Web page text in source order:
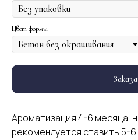
Цвет формы
Ароматизация 4-6 месяца,
рекомендуется ставить 5-